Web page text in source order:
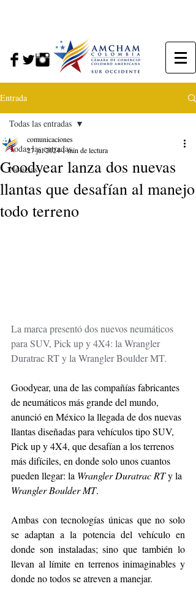
Entrada
Todas las entradas
Noticias
Todas las entradas
Goodyear lanza dos nuevas
llantas que desafían al manejo
todo terreno
comunicaciones
27 jul 20241 min de lectura
La marca presentó dos nuevos neumáticos
para SUV, Pick up y 4X4: la Wrangler
Duratrac RT y la Wrangler Boulder MT.
Goodyear, una de las compañías fabricantes
de neumáticos más grande del mundo,
anunció en México la llegada de dos nuevas
llantas diseñadas para vehículos tipo SUV,
Pick up y 4X4, que desafían a los terrenos
más difíciles, en donde solo unos cuantos
pueden llegar: la Wrangler Duratrac RT y la
Wrangler Boulder MT.
Ambas con tecnologías únicas que no solo
se adaptan a la potencia del vehículo en
donde son instaladas; sino que también lo
llevan al límite en terrenos inimaginables y
donde no todos se atreven a manejar.